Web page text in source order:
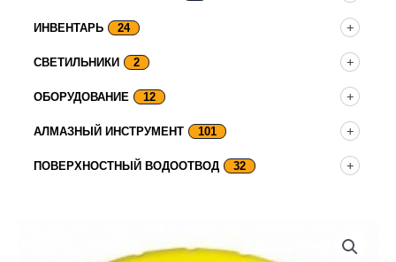
ИНВЕНТАРЬ 24
СВЕТИЛЬНИКИ 2
ОБОРУДОВАНИЕ 12
АЛМАЗНЫЙ ИНСТРУМЕНТ 101
ПОВЕРХНОСТНЫЙ ВОДООТВОД 32